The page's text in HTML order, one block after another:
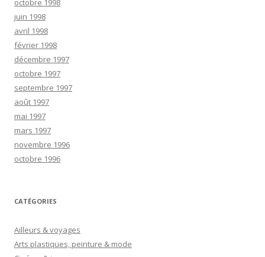
octobre 1998
juin 1998
avril 1998
février 1998
décembre 1997
octobre 1997
septembre 1997
août 1997
mai 1997
mars 1997
novembre 1996
octobre 1996
CATÉGORIES
Ailleurs & voyages
Arts plastiques, peinture & mode